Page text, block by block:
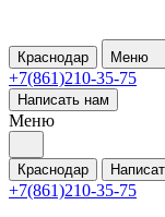
Краснодар Меню
+7(861)210-35-75
Написать нам
Меню
Краснодар
+7(861)210-35-75